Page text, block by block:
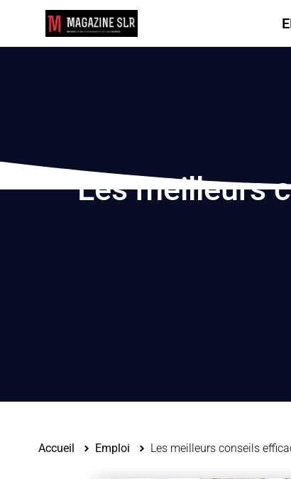
Les meilleurs
Accueil Emploi Les meilleurs conseils